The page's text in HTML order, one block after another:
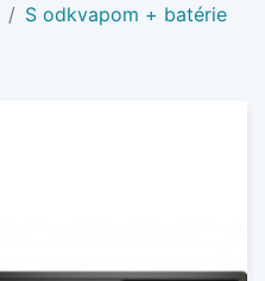
S odkvapom + batérie